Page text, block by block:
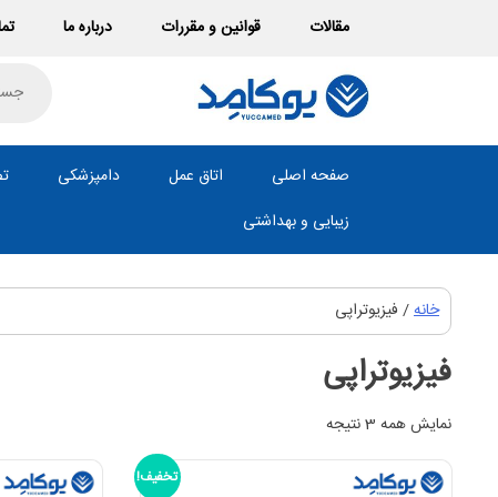
مقالات قوانین و مقررات درباره ما
search
صفحه اصلی اتاق عمل دامپزشکی
زیبایی و بهداشتی
خانه/ فیزیوتراپی
فیزیوتراپی
نمایش همه 3 نتیجه
تخفیف!